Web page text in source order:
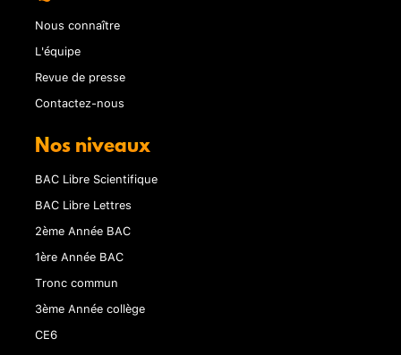
Nous connaître
L'équipe
Revue de presse
Contactez-nous
Nos niveaux
BAC Libre Scientifique
BAC Libre Lettres
2ème Année BAC
1ère Année BAC
Tronc commun
3ème Année collège
CE6